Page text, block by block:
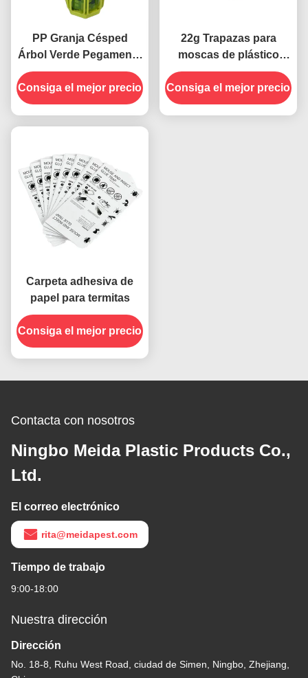
PP Granja Césped
Árbol Verde Pegamento
Colgante pegajoso
mosca Insecto Trampa
de Termitas Roller
Consiga el mejor precio
22g Trapazas para
moscas de plástico
Captador de pegamento
pegajoso para control
de plagas no tóxico y
Consiga el mejor precio
Carpeta adhesiva de
papel para termitas
Consiga el mejor precio
Contacta con nosotros
Ningbo Meida Plastic Products Co.,
Ltd.
El correo electrónico
rita@meidapest.com
Tiempo de trabajo
9:00-18:00
Nuestra dirección
Dirección
No. 18-8, Ruhu West Road, ciudad de Simen, Ningbo, Zhejiang,